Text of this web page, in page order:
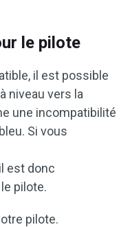
le pilote
il est possible
niveau vers la
une incompatibilité
Si vous
est donc
pilote.
pilote.